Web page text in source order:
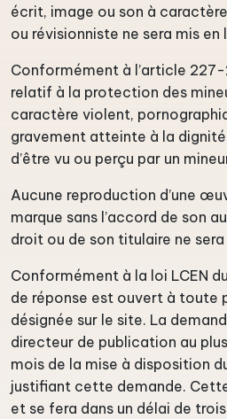
écrit, image ou son à
ou révisionniste ne sera mis en
Conformément à l’article 227-
relatif à la protection des
caractère violent,
gravement atteinte à la
d’être vu ou perçu par un
Aucune reproduction d’une
marque sans l’accord de son
droit ou de son titulaire ne sera
Conformément à la loi LCEN
de réponse est ouvert à toute
désignée sur le site. La
directeur de publication au
mois de la mise à disposition
justifiant cette demande.
et se fera dans un délai de